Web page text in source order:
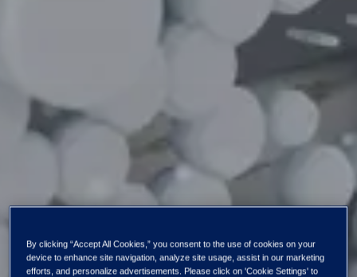
By clicking “Accept All Cookies,” you consent to the use of cookies on your
device to enhance site navigation, analyze site usage, assist in our marketing
efforts, and personalize advertisements. Please click on 'Cookie Settings' to